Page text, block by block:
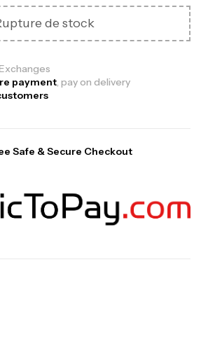
de stock
payment, pay on delivery
Safe & Secure Checkout